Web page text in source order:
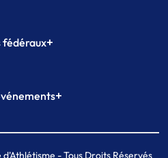
fédéraux+
Formation
+
Paris indoor
de Paris- Tous Droits Réservés